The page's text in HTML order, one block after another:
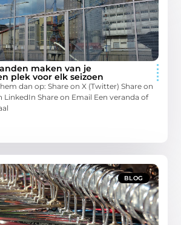
maken van je
plek voor elk seizoen
dan op: Share on X (Twitter) Share on
LinkedIn Share on Email Een veranda of
BLOG